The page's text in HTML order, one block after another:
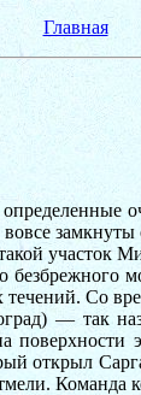
Главная
участок
безбрежного
течений. Со
— так
поверхности
открыл
Команда